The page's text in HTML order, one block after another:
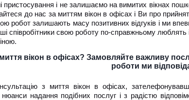
пристосування і не залишаємо на вимитих вікнах
до нас за миттям вікон в офісах і Ви про
робот залишають масу позитивних відгуків і ми
співробітники свою роботу по-справжньому люблять
вікон в офісах? Замовляйте важливу
роботи ми
з миття вікон в офісах,
нюанси надання подібних послуг і з радістю